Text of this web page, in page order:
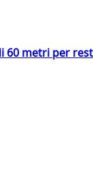
60 metri per